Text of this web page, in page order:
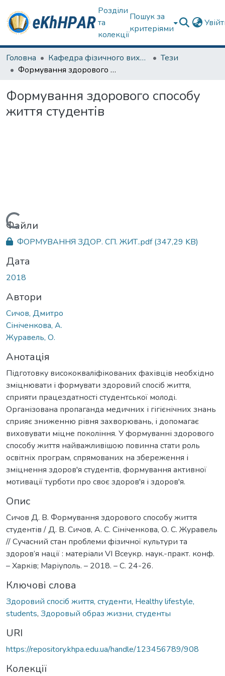
Розділи
та
колекції
Пошук за
критеріями
Головна Кафедра фізичного виховання та спортивного вдосконалення
Тези
Формування здорового способу життя студентів
Формування здорового способу
життя студентів
Вантажиться...
Файли
ФОРМУВАННЯ ЗДОР. СП. ЖИТ..pdf(347,29 KB)
Дата
2018
Автори
Сичов, Дмитро
Сініченкова, А.
Журавель, О.
Анотація
Підготовку висококваліфікованих фахівців необхідно
зміцнювати і формувати здоровий спосіб життя,
сприяти працездатності студентської молоді.
Організована пропаганда медичних і гігієнічних знань
сприяє зниженню рівня захворювань, і допомагає
виховувати міцне покоління. У формуванні здорового
способу життя найважливішою повинна стати роль
освітніх програм, спрямованих на збереження і
зміцнення здоров'я студентів, формування активної
мотивації турботи про своє здоров'я і здоров'я.
Опис
Сичов Д. В. Формування здорового способу життя
студентів / Д. В. Сичов, А. С. Сініченкова, О. С. Журавель
// Сучасний стан проблеми фізичної культури та
здоров’я нації : матеріали VI Всеукр. наук.-практ. конф.
– Харків; Маріуполь. – 2018. – С. 24-26.
Ключові слова
Здоровий спосіб життя, студенти, Healthy lifestyle,
students, Здоровый образ жизни, студенты
URI
https://repository.khpa.edu.ua/handle/123456789/908
Колекції